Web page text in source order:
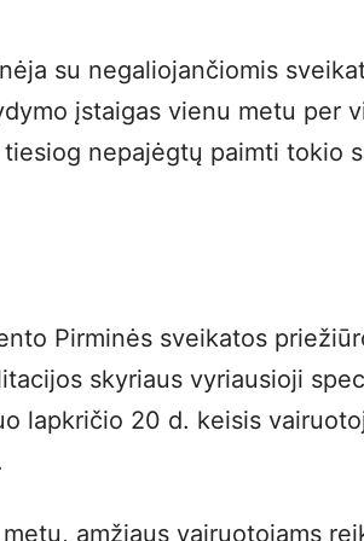
su negaliojančiomis
įstaigas vienu metu per
nepajėgtų paimti tokio
Pirminės sveikatos
skyriaus vyriausioji
lapkričio 20 d. keisis
amžiaus vairuotojams